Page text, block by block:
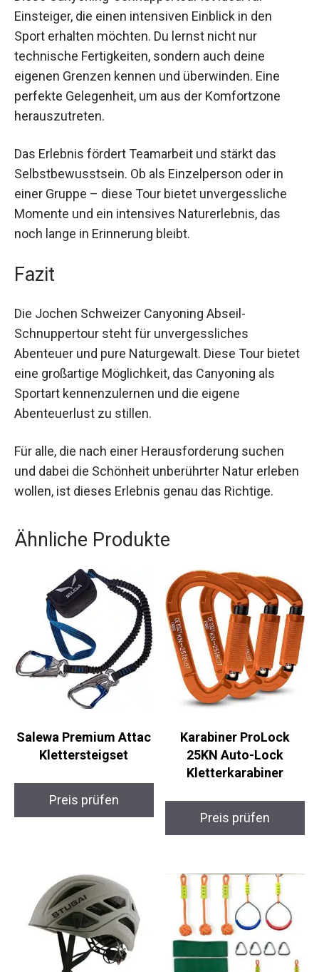
Einsteiger, die einen intensiven Einblick in den
Sport erhalten möchten. Du lernst nicht nur
technische Fertigkeiten, sondern auch deine
eigenen Grenzen kennen und überwinden. Eine
perfekte Gelegenheit, um aus der Komfortzone
herauszutreten.
Das Erlebnis fördert Teamarbeit und stärkt das
Selbstbewusstsein. Ob als Einzelperson oder in
einer Gruppe – diese Tour bietet unvergessliche
Momente und ein intensives Naturerlebnis, das
noch lange in Erinnerung bleibt.
Fazit
Die Jochen Schweizer Canyoning Abseil-
Schnuppertour steht für unvergessliches
Abenteuer und pure Naturgewalt. Diese Tour
bietet eine großartige Möglichkeit, das Canyoning
als Sportart kennenzulernen und die eigene
Abenteuerlust zu stillen.
Für alle, die nach einer Herausforderung suchen
und dabei die Schönheit unberührter Natur
erleben wollen, ist dieses Erlebnis genau das
Ähnliche Produkte
Salewa Premium
Attac Klettersteigset
Preis prüfen
Karabiner ProLock
25KN Auto-Lock
Kletterkarabiner
Preis prüfen